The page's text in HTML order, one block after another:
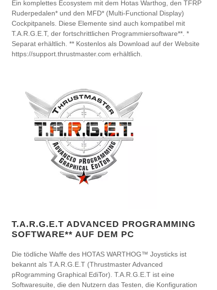
Ein komplettes Ecosystem mit dem Hotas Warthog, den TFRP
Ruderpedalen* und den MFD* (Multi-Functional Display)
Cockpitpanels. Diese Elemente sind auch kompatibel mit
T.A.R.G.E.T, der fortschrittlichen Programmiersoftware**. *
Separat erhältlich. ** Kostenlos als Download auf der Website
https://support.thrustmaster.com erhältlich.
T.A.R.G.E.T ADVANCED PROGRAMMING
SOFTWARE** AUF DEM PC
Die tödliche Waffe des HOTAS WARTHOG™ Joysticks ist
bekannt als T.A.R.G.E.T (Thrustmaster Advanced
pRogramming Graphical EdiTor). T.A.R.G.E.T ist eine
Softwaresuite, die den Nutzern das Testen, die Konfiguration